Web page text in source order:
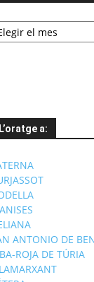
L’oratge a:
ANTONIO DE
ROJA DE TÚRIA